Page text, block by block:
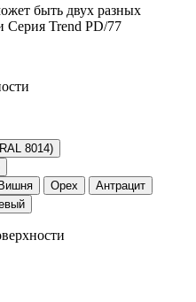
быть двух разных
Серия Trend PD/77
8014)
Вишня Орех
Антрацит